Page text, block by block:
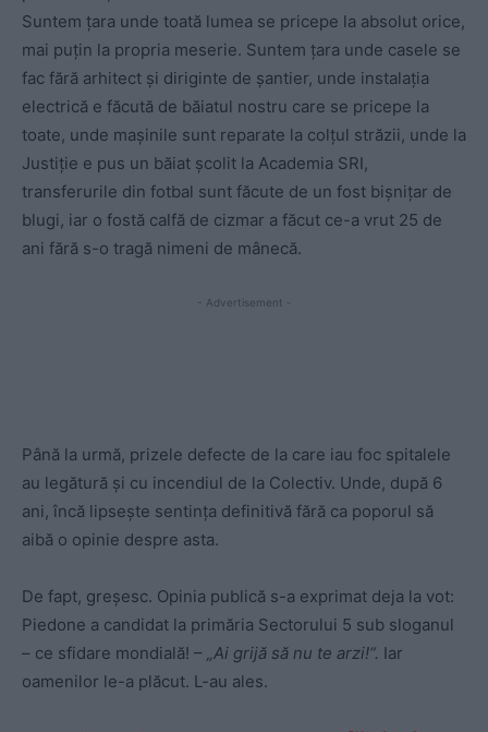
Suntem țara unde toată lumea se pricepe la absolut orice,
mai puțin la propria meserie. Suntem țara unde casele se
fac fără arhitect și diriginte de șantier, unde instalația
electrică e făcută de băiatul nostru care se pricepe la
toate, unde mașinile sunt reparate la colțul străzii, unde la
Justiție e pus un băiat școlit la Academia SRI,
transferurile din fotbal sunt făcute de un fost bișnițar de
blugi, iar o fostă calfă de cizmar a făcut ce-a vrut 25 de
ani fără s-o tragă nimeni de mânecă.
- Advertisement -
Până la urmă, prizele defecte de la care iau foc spitalele
au legătură și cu incendiul de la Colectiv. Unde, după 6
ani, încă lipsește sentința definitivă fără ca poporul să
aibă o opinie despre asta.
De fapt, greșesc. Opinia publică s-a exprimat deja la vot:
Piedone a candidat la primăria Sectorului 5 sub sloganul
– ce sfidare mondială! – „Ai grijă să nu te arzi!“. Iar
oamenilor le-a plăcut. L-au ales.